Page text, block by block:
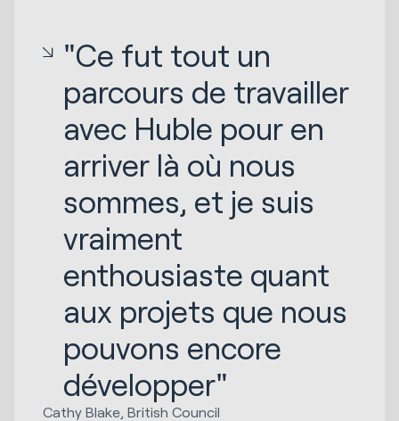
"Ce fut tout un
parcours de travailler
avec Huble pour en
arriver là où nous
sommes, et je suis
vraiment
enthousiaste quant
aux projets que nous
pouvons encore
développer"
Cathy Blake, British Council